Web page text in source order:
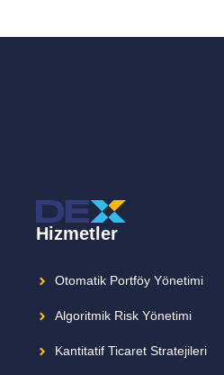
Hizmetler
Otomatik Portföy Yönetimi
Algoritmik Risk Yönetimi
Kantitatif Ticaret Stratejileri